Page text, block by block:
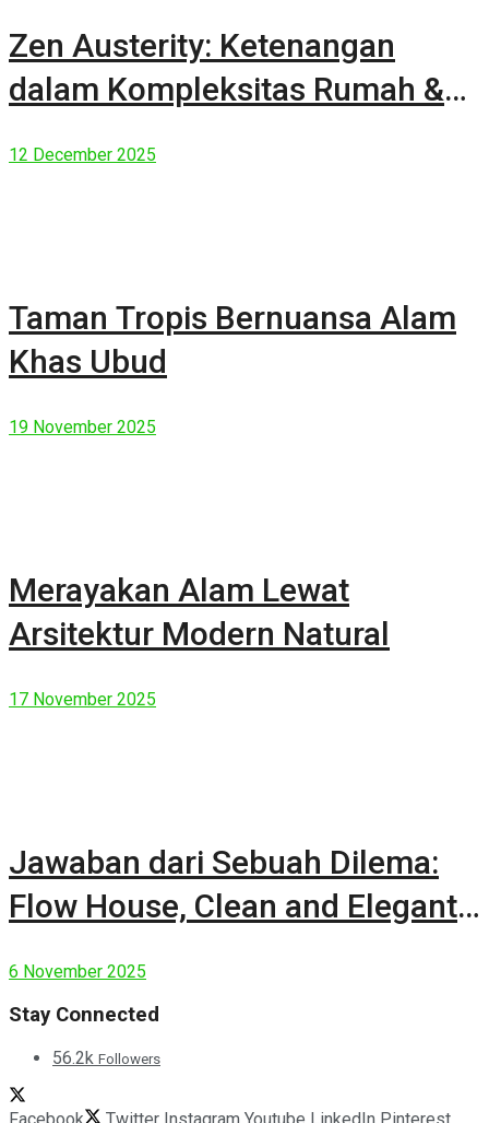
Zen Austerity: Ketenangan
dalam Kompleksitas Rumah &
12 December 2025
Taman Tropis Bernuansa Alam
Khas Ubud
19 November 2025
Merayakan Alam Lewat
Arsitektur Modern Natural
17 November 2025
Jawaban dari Sebuah Dilema:
Flow House, Clean and Elegant
6 November 2025
Stay Connected
56.2k Followers